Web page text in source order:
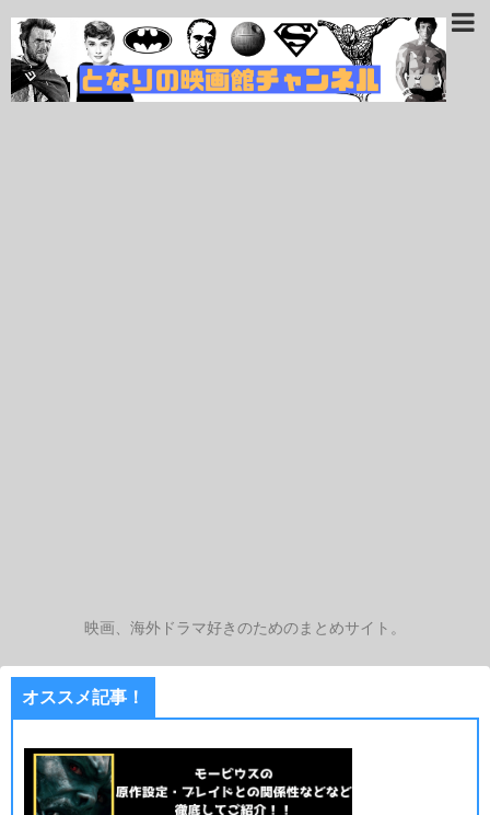
映画、海外ドラマ好きのためのまとめサイト。
オススメ記事！